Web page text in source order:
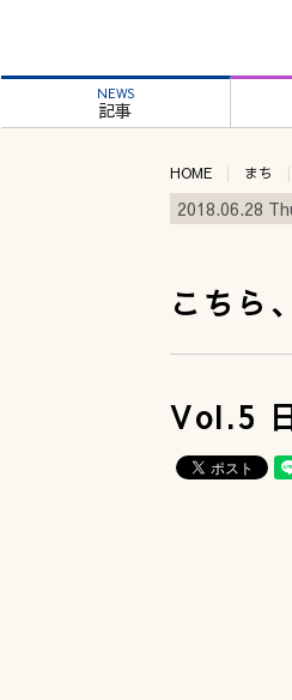
NEWS
記事
HOME まち
2018.06.28
こちら
Vol.5